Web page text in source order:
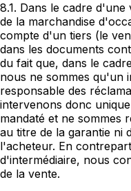
8.1. Dans le cadre
de la marchandise
compte d'un tiers (le
dans les documents
du fait que, dans le
nous ne sommes qu'un
responsable des
intervenons donc
mandaté et ne sommes
au titre de la garantie ni
l'acheteur. En
d'intermédiaire, nous
de la vente.